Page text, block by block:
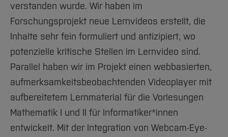
verstanden wurde. Wir haben im
Forschungsprojekt neue Lernvideos erstellt, die
Inhalte sehr fein formuliert und antizipiert, wo
potenzielle kritische Stellen im Lernvideo sind.
Parallel haben wir im Projekt einen webbasierten,
aufmerksamkeitsbeobachtenden Videoplayer mit
aufbereitetem Lernmaterial für die Vorlesungen
Mathematik I und II für Informatiker*innen
entwickelt. Mit der Integration von Webcam-Eye-